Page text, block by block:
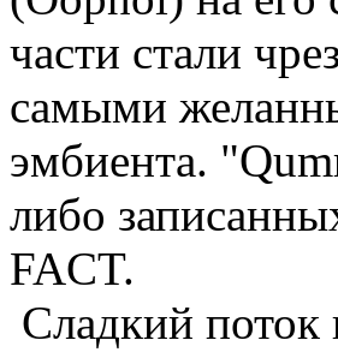
части стали
самыми
эмбиента.
либо
FACT.
Сладкий поток